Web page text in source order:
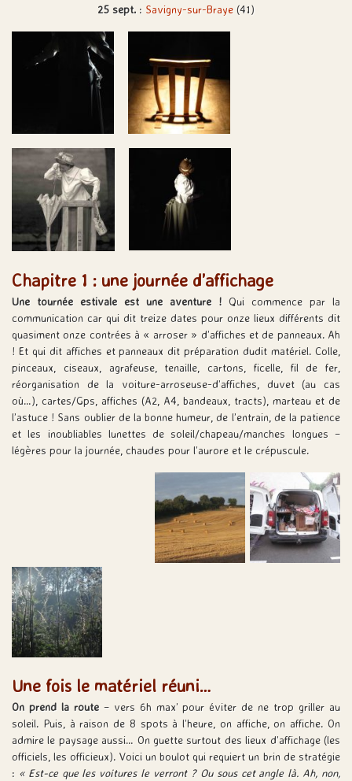
25 sept. : Savigny-sur-Braye (41)
Chapitre 1 : une journée d’affichage
Une tournée estivale est une aventure ! Qui commence par la
communication car qui dit treize dates pour onze lieux différents dit
quasiment onze contrées à « arroser » d’affiches et de panneaux. Ah
! Et qui dit affiches et panneaux dit préparation dudit matériel. Colle,
pinceaux, ciseaux, agrafeuse, tenaille, cartons, ficelle, fil de fer,
réorganisation de la voiture-arroseuse-d’affiches, duvet (au cas
où…), cartes/Gps, affiches (A2, A4, bandeaux, tracts), marteau et de
l’astuce ! Sans oublier de la bonne humeur, de l’entrain, de la patience
et les inoubliables lunettes de soleil/chapeau/manches longues –
légères pour la journée, chaudes pour l’aurore et le crépuscule.
Une fois le matériel réuni…
On prend la route – vers 6h max’ pour éviter de ne trop griller au
soleil. Puis, à raison de 8 spots à l’heure, on affiche, on affiche. On
admire le paysage aussi… On guette surtout des lieux d’affichage (les
officiels, les officieux). Voici un boulot qui requiert un brin de stratégie
: « Est-ce que les voitures le verront ? Ou sous cet angle là. Ah, non,